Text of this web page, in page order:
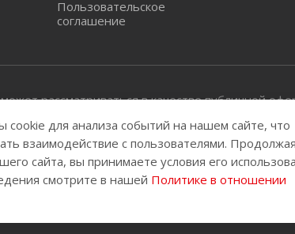
Пользовательское
соглашение
рассматриваться в качестве публичной
с администрацией запрещена.
cookie для анализа событий на нашем сайте, что
взаимодействие с пользователями. Продолжая
сайта, вы принимаете условия его
смотрите в нашей Политике в отношении